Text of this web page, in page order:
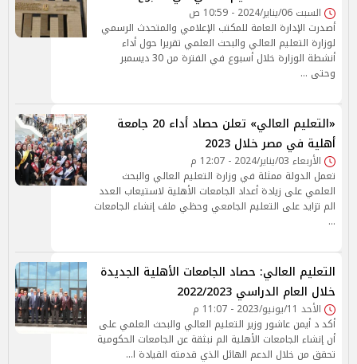
السبت 06/يناير/2024 - 10:59 ص
أصدرت الإدارة العامة للمكتب الإعلامي والمتحدث الرسمي
لوزارة التعليم العالي والبحث العلمي تقريرا حول أداء
أنشطة الوزارة خلال أسبوع في الفترة من 30 ديسمبر
وحتى …
«التعليم العالي» تعلن حصاد أداء 20 جامعة
أهلية في مصر خلال 2023
الأربعاء 03/يناير/2024 - 12:07 م
تعمل الدولة ممثلة في وزارة التعليم العالي والبحث
العلمي على زيادة أعداد الجامعات الأهلية لاستيعاب العدد
الم تزايد على التعليم الجامعي وحظي ملف إنشاء الجامعات
…
التعليم العالي: حصاد الجامعات الأهلية الجديدة
خلال العام الدراسي 2022/2023
الأحد 11/يونيو/2023 - 11:07 م
أكد د أيمن عاشور وزير التعليم العالي والبحث العلمي على
أن إنشاء الجامعات الأهلية الم نبثقة عن الجامعات الحكومية
تحقق من خلال الدعم الهائل الذي قدمته القيادة ا…